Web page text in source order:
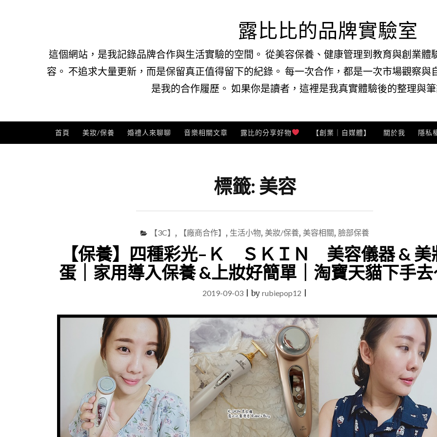
露比比的品牌實驗室
這個網站，是我記錄品牌合作與生活實驗的空間。 從美容保養、健康管理到教育與創業
容。 不追求大量更新，而是保留真正值得留下的紀錄。 每一次合作，都是一次市場觀察
是我的合作履歷。 如果你是讀者，這裡是我真實體驗後的整理與
首頁 美妝/保養 婚禮人來聊聊 音樂相關文章 露比的分享好物 【創業｜自媒體】 關於我 隱私
標籤: 美容
【3C】 , 【廠商合作】 , 生活小物, 美妝/保養, 美容相關, 臉部保養
【保養】四種彩光–Ｋ ＳＫＩＮ 美容儀器 & 美
蛋｜家用導入保養 &上妝好簡單｜淘寶天貓下手
2019-09-03|by rubiepop12